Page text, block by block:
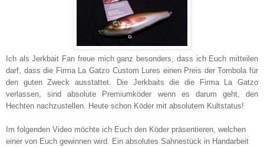
Ich als Jerkbait Fan freue mich ganz besonders, dass ich Euch mitteilen
darf, dass die Firma La Gatzo Custom Lures einen Preis der Tombola für
den guten Zweck ausstattet. Die Jerkbaits die die Firma La Gatzo
verlassen, sind absolute Premiumköder wenn es darum geht, den
Hechten nachzustellen. Heute schon Köder mit absolutem Kultstatus!
Im folgenden Video möchte ich Euch den Köder präsentieren, welchen
einer von Euch gewinnen wird. Ein absolutes Sahnestück in Handarbeit